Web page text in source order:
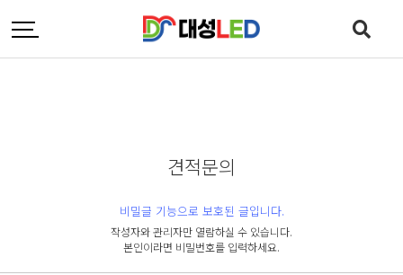
견적문의
비밀글 기능으로 보호된 글입니다.
작성자와 관리자만 열람하실 수 있습니다.
본인이라면 비밀번호를 입력하세요.